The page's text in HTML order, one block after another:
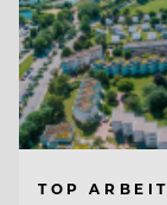
TOP